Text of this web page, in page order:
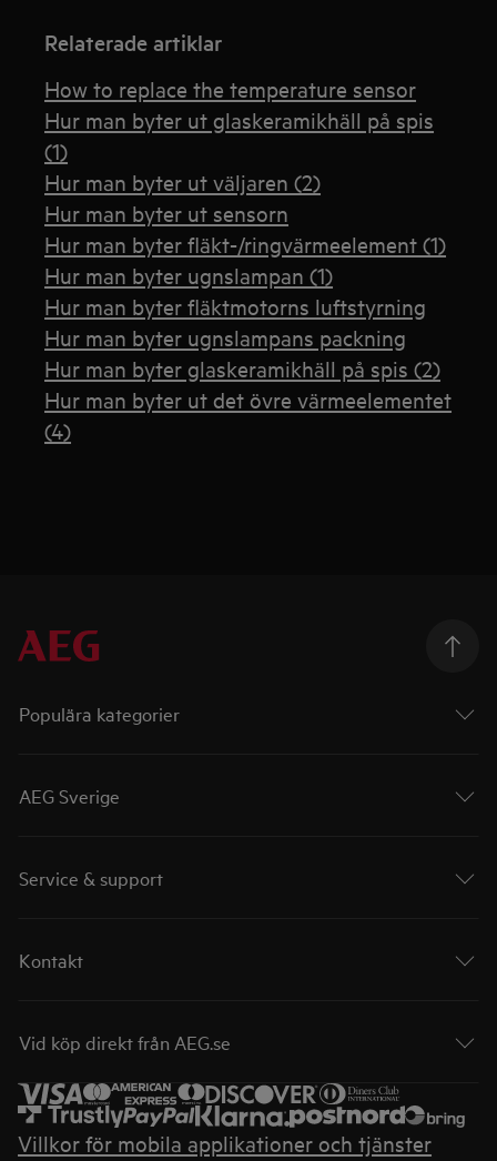
Relaterade artiklar
How to replace the temperature sensor
Hur man byter ut glaskeramikhäll på spis
(1)
Hur man byter ut väljaren (2)
Hur man byter ut sensorn
Hur man byter fläkt-/ringvärmeelement (1)
Hur man byter ugnslampan (1)
Hur man byter fläktmotorns luftstyrning
Hur man byter ugnslampans packning
Hur man byter glaskeramikhäll på spis (2)
Hur man byter ut det övre värmeelementet
(4)
Populära kategorier
AEG Sverige
Service & support
Kontakt
Vid köp direkt från AEG.se
Villkor för mobila applikationer och tjänster